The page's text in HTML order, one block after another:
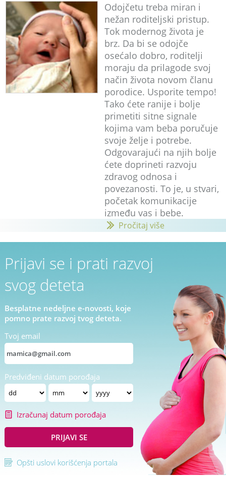
Odojčetu treba miran i
nežan roditeljski pristup.
Tok modernog života je
brz. Da bi se odojče
osećalo dobro, roditelji
moraju da prilagode svoj
način života novom članu
porodice. Usporite tempo!
Tako ćete ranije i bolje
primetiti sitne signale
kojima vam beba poručuje
svoje želje i potrebe.
Odgovarajući na njih bolje
ćete doprineti razvoju
zdravog odnosa i
povezanosti. To je, u stvari,
početak komunikacije
između vas i bebe.
Pročitaj više
Prijavi se i prati razvoj
svog deteta
Besplatne nedeljne e-novosti, koje
pomno prate razvoj tvog deteta.
Tvoj email
Predviđeni datum porođaja
Izračunaj datum porođaja
PRIJAVI SE
Opšti uslovi korišćenja portala